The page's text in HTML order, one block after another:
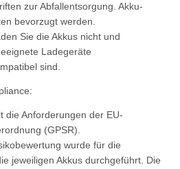
zur Abfallentsorgung. Akku-
bevorzugt werden.
Sie die Akkus nicht und
Ladegeräte
sind.
die Anforderungen der EU-
(GPSR).
wurde für die
jeweiligen Akkus durchgeführt. Die